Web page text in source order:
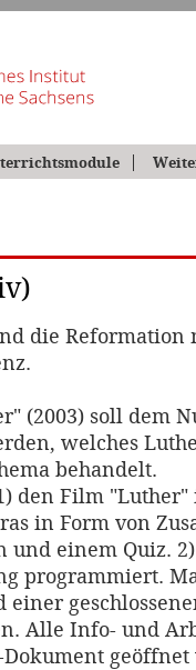
die Reformation
(2003) soll dem
welches
behandelt.
den Film
in Form von
einem Quiz. 2)
programmiert.
Alle Info- und
geöffnet